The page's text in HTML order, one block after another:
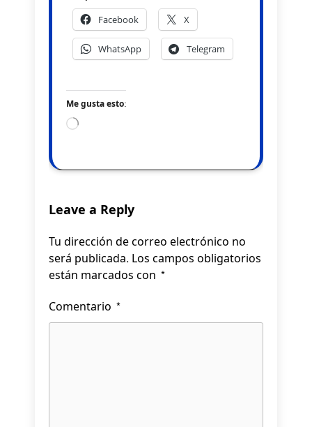
Facebook X
WhatsApp Telegram
Me gusta esto:
Loading…
Leave a Reply
Tu dirección de correo electrónico no
será publicada. Los campos obligatorios
están marcados con *
Comentario *